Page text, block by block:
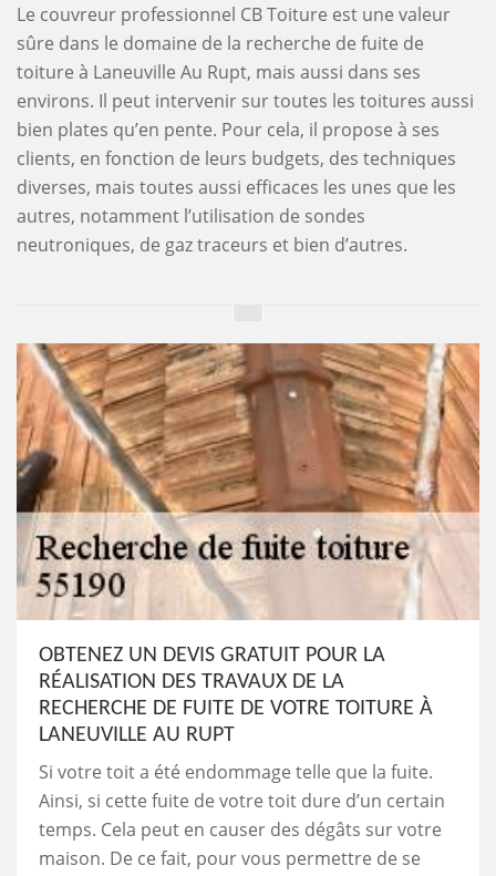
Le couvreur professionnel CB Toiture est une valeur
sûre dans le domaine de la recherche de fuite de
toiture à Laneuville Au Rupt, mais aussi dans ses
environs. Il peut intervenir sur toutes les toitures aussi
bien plates qu’en pente. Pour cela, il propose à ses
clients, en fonction de leurs budgets, des techniques
diverses, mais toutes aussi efficaces les unes que les
autres, notamment l’utilisation de sondes
neutroniques, de gaz traceurs et bien d’autres.
OBTENEZ UN DEVIS GRATUIT POUR LA
RÉALISATION DES TRAVAUX DE LA
RECHERCHE DE FUITE DE VOTRE TOITURE À
LANEUVILLE AU RUPT
Si votre toit a été endommage telle que la fuite.
Ainsi, si cette fuite de votre toit dure d’un certain
temps. Cela peut en causer des dégâts sur votre
maison. De ce fait, pour vous permettre de se